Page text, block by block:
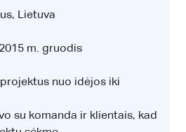
Lietuva
m. gruodis
nuo idėjos iki
su komanda ir klientais, kad